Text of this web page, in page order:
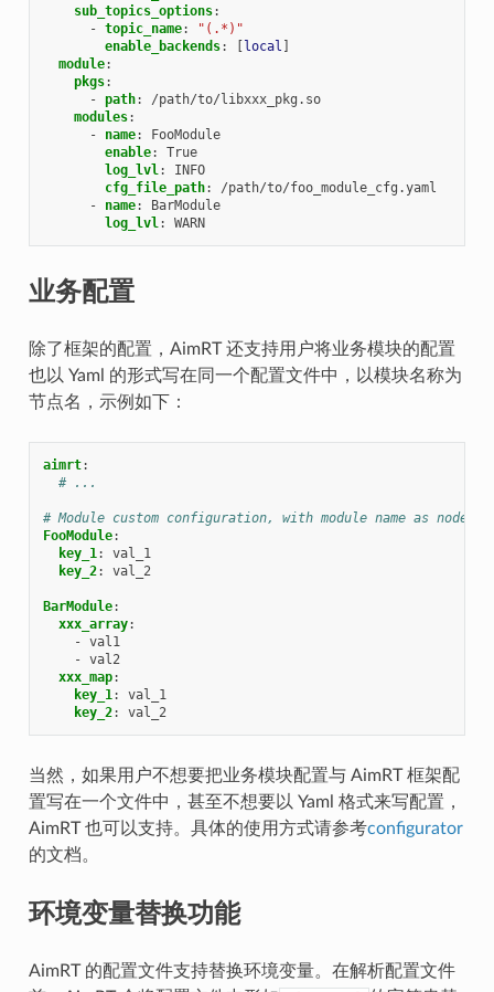
sub_topics_options:
- topic_name:
"(.*)"
enable_backends: [local ]
module:
pkgs:
- path:
/path/to/libxxx_pkg.so
modules:
-
name:
FooModule
enable:
True
log_lvl:
INFO
cfg_file_path:
/path/to/foo_module_cfg.yaml
-
name:
BarModule
log_lvl: WARN
业务配置
除了框架的配置，AimRT 还支持用户将业务模块的配置
也以 Yaml 的形式写在同一个配置文件中，以模块名称为
节点名，示例如下：
aimrt:
# ...
# Module custom configuration, with module name as node
FooModule:
key_1:
val_1
key_2: val_2
BarModule:
xxx_array:
- val1
- val2
xxx_map:
key_1:
val_1
key_2: val_2
当然，如果用户不想要把业务模块配置与 AimRT 框架配
置写在一个文件中，甚至不想要以 Yaml 格式来写配置，
AimRT 也可以支持。具体的使用方式请参考configurator
的文档。
环境变量替换功能
AimRT 的配置文件支持替换环境变量。在解析配置文件